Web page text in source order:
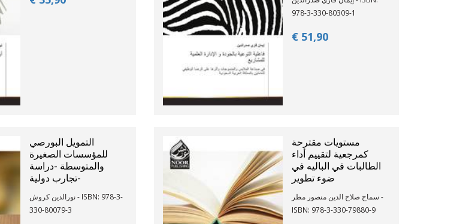
978-3-330-80309-1
€ 51,90
التمويل البورصي
للمؤسسات الصغيرة
والمتوسطة -دراسة
تجارب دولية-
نورالدين كروش - ISBN: 978-3-
330-80079-3
مستويات مقترحة
كمرجعية لتقييم أداء
الطالبات في الباليه في
ضوء تطوير
سماح صلاح الدين منصور مطر -
ISBN: 978-3-330-79880-9